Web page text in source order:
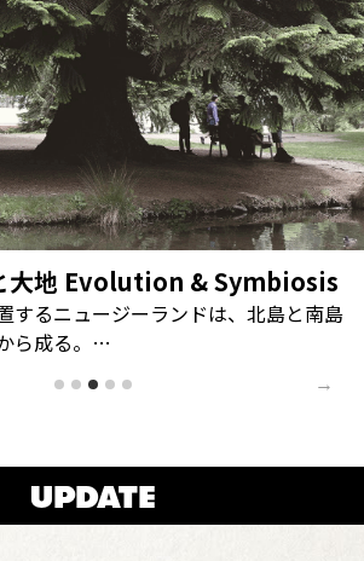
を往く
浮かぶ島の一つ、生口島。春にはレモ
には、か…
→
UPDATE